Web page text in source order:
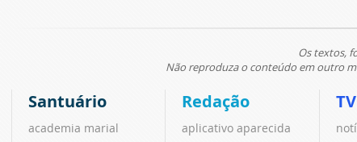
Os textos,
Não reproduza o conteúdo em outro
Santuário
academia marial
Redação
aplicativo aparecida